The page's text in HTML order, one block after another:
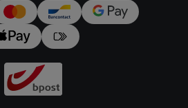
déclaration relative à la protection des
les impressions ici.